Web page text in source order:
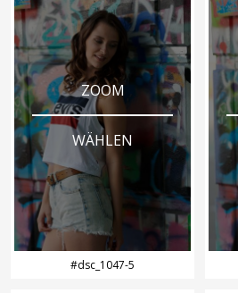
ZOOM
WÄHLEN
#dsc_1047-5